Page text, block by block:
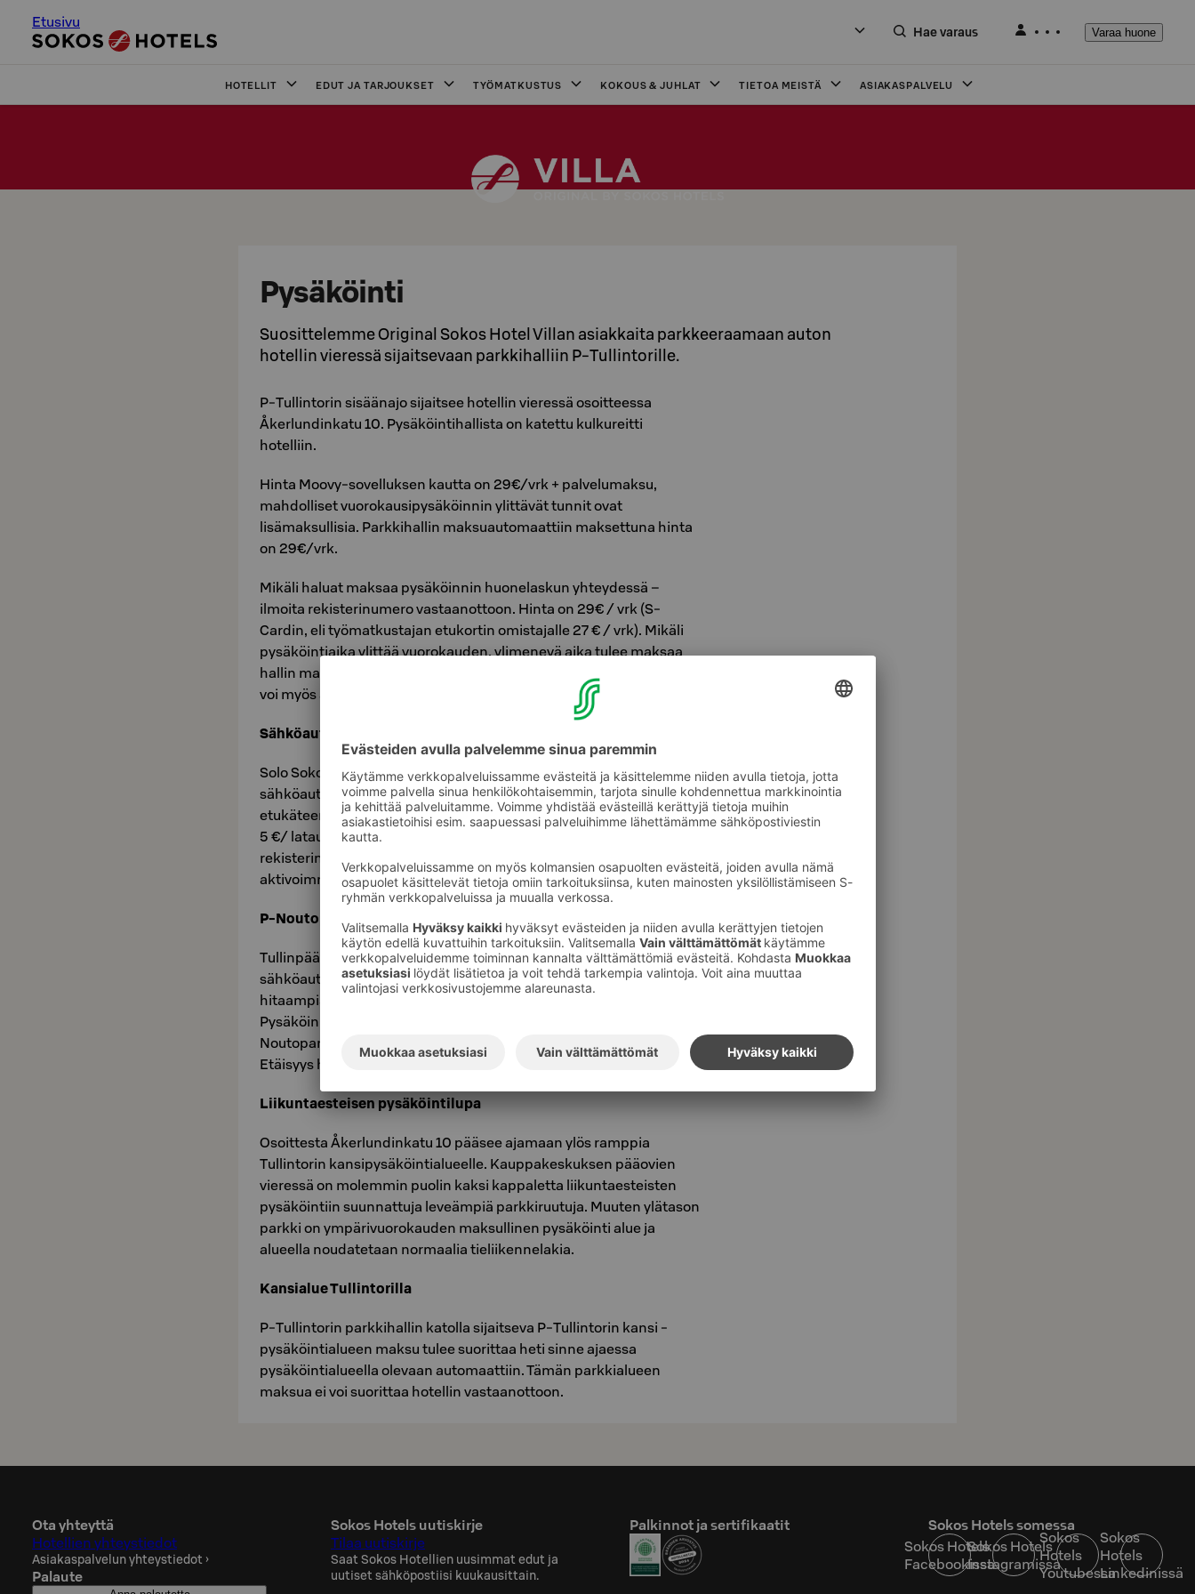
Etusivu
Hae varaus Varaa huone
HOTELLIT EDUT JA TARJOUKSET TYÖMATKUSTUS KOKOUS & JUHLAT TIETOA MEISTÄ ASIAKASPALVELU
Pysäköinti
Suosittelemme Original Sokos Hotel Villan asiakkaita parkkeeraamaan auton
hotellin vieressä sijaitsevaan parkkihalliin P-Tullintorille.
P-Tullintorin sisäänajo sijaitsee hotellin vieressä osoitteessa
Åkerlundinkatu 10. Pysäköintihallista on katettu kulkureitti
hotelliin.
Hinta Moovy-sovelluksen kautta on 29€/vrk + palvelumaksu,
mahdolliset vuorokausipysäköinnin ylittävät tunnit ovat
lisämaksullisia. Parkkihallin maksuautomaattiin maksettuna hinta
on 29€/vrk.
Mikäli haluat maksaa pysäköinnin huonelaskun yhteydessä –
ilmoita rekisterinumero vastaanottoon. Hinta on 29€ / vrk (S-
Cardin, eli työmatkustajan etukortin omistajalle 27 € / vrk). Mikäli
pysäköintiaika ylittää vuorokauden, ylimenevä aika tulee maksaa
hallin maksuautomaattiin. Hotelliin maksetun vuorokauden aikana
voi myös ajaa hallista sisään ja ulos samalla maksulla.
Sähköauton lataus
Solo Sokos Hotel Torni Tampereen takapihan pysäköintialueella on
sähköauton latauspaikkoja 4 kpl. Paikkoja ei ole mahdollista varata
etukäteen. Hinta on 29€ / vrk (S-Card-asiakkaille 27€ / vrk) lisäksi
5 €/ latauskerta. Ilmoita latauspisteen numero sekä auton
rekisterinumero vastaanottoon heti pysäköinnin jälkeen niin
aktivoimme latauspaikan sekä pysäköinnin.
P-Noutoparkki
Tullinpäädyssä sijaitseva P-Noutoparkki on varustettu 50
sähköautojen lataustolpalla. Nopeita (22 kW) latauspisteitä on 10 ja
hitaampia 1,8 (kW) 40. Lataus toimii eParking-sovelluksella.
Pysäköinnin voi maksaa Moovy-sovelluksella tai korttimaksulla. P-
Noutoparkin osoite on Ratapihankatu 39 C. Vuorokausihinta 35 €.
Etäisyys hotellilta n. 450 m.
Liikuntaesteisen pysäköintilupa
Osoittesta Åkerlundinkatu 10 pääsee ajamaan ylös ramppia
Tullintorin kansipysäköintialueelle. Kauppakeskuksen pääovien
vieressä on molemmin puolin kaksi kappaletta liikuntaesteisten
pysäköintiin suunnattuja leveämpiä parkkiruutuja. Muuten ylätason
parkki on ympärivuorokauden maksullinen pysäköinti alue ja
alueella noudatetaan normaalia tieliikennelakia.
Kansialue Tullintorilla
P-Tullintorin parkkihallin katolla sijaitseva P-Tullintorin kansi -
pysäköintialueen maksu tulee suorittaa heti sinne ajaessa
pysäköintialueella olevaan automaattiin. Tämän parkkialueen
maksua ei voi suorittaa hotellin vastaanottoon.
Ota yhteyttä
Hotellien yhteystiedot
Asiakaspalvelun yhteystiedot ›
Palaute
Sokos Hotels uutiskirje
Tilaa uutiskirje
Saat Sokos Hotellien uusimmat edut ja
uutiset sähköpostiisi kuukausittain.
Palkinnot ja sertifikaatit
Sokos Hotels somessa
Sokos Hotels
Facebookissa
Sokos Hotels
Instagramissa
Sokos
Hotels
Youtubessa
Sokos
Hotels
Linkedinissä